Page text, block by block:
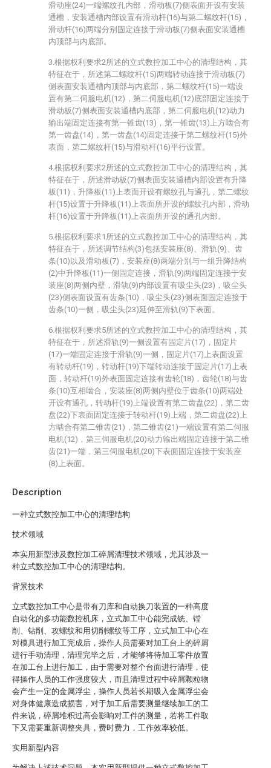
Description
一种立式数控加工中心的清理结构
技术领域
本实用新型涉及数控加工碎屑清理技术领域，尤其涉及一
种立式数控加工中心的清理结构。
背景技术
立式数控加工中心是带有刀库和自动换刀装置的一种高度
自动化的多功能数控机床，立式加工中心能完成铣、镗
削、钻削、攻螺纹和用切削螺纹等工序，立式加工中心在
对模具进行加工完成后，操作人员需要对加工台上的碎屑
进行手动清理，清理完毕之后，才能够将待加工零件放置
在加工台上进行加工，由于需要对整个台面进行清理，使
得操作人员的工作强度较大，而且清理过程中碎屑颗粒物
会产生一定的金属浮尘，操作人员若长期吸入金属浮尘会
对身体健康造成损害，对于加工后需要测量继续加工的工
件来说，碎屑堆积过高会影响对工件的测量，若将工件取
下又需要重新调整夹具，费时费力，工作效率较低。
实用新型内容
滑动座(24)一端螺纹孔内部，滑动板(7)侧表面开设有安装
通槽，安装通槽内部设置有滑动杆(16)与第二螺纹杆(15)，
滑动杆(16)两端分别固定连接于滑动板(7)侧表面安装通槽
内顶部与内底部。
3.根据权利要求2所述的立式数控加工中心的清理结构，其
特征在于，所述第二螺纹杆(15)两端转动连接于滑动板(7)
侧表面安装通槽内顶部与内底部，第二螺纹杆(15)一端设
置有第二伺服电机(12)，第二伺服电机(12)底部固定连接于
滑动板(7)侧表面安装通槽内底部，第二伺服电机(12)动力
输出端固定连接有第一锥齿(13)，第一锥齿(13)上方啮合有
第一齿盘(14)，第一齿盘(14)固定连接于第二螺纹杆(15)外
表面，第二螺纹杆(15)与滑动杆(16)平行设置。
4.根据权利要求2所述的立式数控加工中心的清理结构，其
特征在于，所述滑动板(7)侧表面安装通槽内部设置有升降
板(11)，升降板(11)上表面开设有螺纹孔与通孔，第二螺纹
杆(15)设置于升降板(11)上表面所开设的螺纹孔内部，滑动
杆(16)设置于升降板(11)上表面所开设的通孔内部。
5.根据权利要求1所述的立式数控加工中心的清理结构，其
特征在于，所述调节结构(3)包括安装座(8)、滑轨(9)、齿
条(10)以及滑动板(7)，安装座(8)两端分别与一组升降结构
(2)中升降板(11)一侧固定连接，滑轨(9)两端固定连接于安
装座(8)两侧内壁，滑轨(9)内部设置有吸尘头(23)，吸尘头
(23)侧表面设置有齿条(10)，吸尘头(23)侧表面固定连接于
齿条(10)一侧，吸尘头(23)延伸至滑轨(9)下表面。
6.根据权利要求5所述的立式数控加工中心的清理结构，其
特征在于，所述滑轨(9)一侧设置有固定片(17)，固定片
(17)一端固定连接于滑轨(9)一侧，固定片(17)上表面设置
有转动杆(19)，转动杆(19)下端转动连接于固定片(17)上表
面，转动杆(19)外表面固定连接有齿轮(18)，齿轮(18)与齿
条(10)互相啮合，安装座(8)两侧内壁位于齿条(10)两端处
开设有通孔，转动杆(19)上端设置有第二齿盘(22)，第二齿
盘(22)下表面固定连接于转动杆(19)上端，第二齿盘(22)上
方啮合有第二锥齿(21)，第二锥齿(21)一端设置有第二伺服
电机(12)，第三伺服电机(20)动力输出端固定连接于第二锥
齿(21)一端，第三伺服电机(20)下表面固定连接于安装座
(8)上表面。